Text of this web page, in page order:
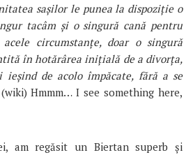
sașilor le punea la dispoziție o
tacâm și o singură cană pentru
circumstanțe, doar o singură
în hotărârea inițială de a divorța,
de acolo împăcate, fără a se
(wiki) Hmmm… I see something here,
am regăsit un Biertan superb și